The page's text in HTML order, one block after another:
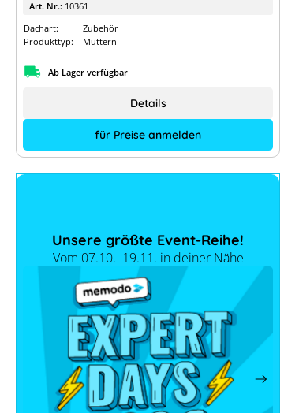
Art. Nr.: 10361
Dachart:
Zubehör
Produkttyp:
Muttern
Ab Lager verfügbar
für Preise anmelden
Details
Unsere größte Event-Reihe!
Vom 07.10.–19.11. in deiner Nähe